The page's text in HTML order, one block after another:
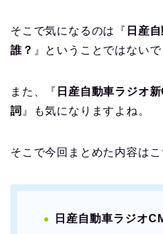
そこで気になるのは『 日産
誰？ 』ということではないで
また、『 日産自動車ラジオ
詞 』も気になりますよね。
そこで今回まとめた内容は
日産自動車ラジオ